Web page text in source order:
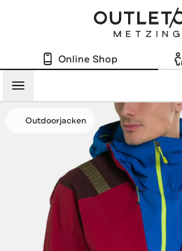
Online Shop
Menü
Outdoorjacken